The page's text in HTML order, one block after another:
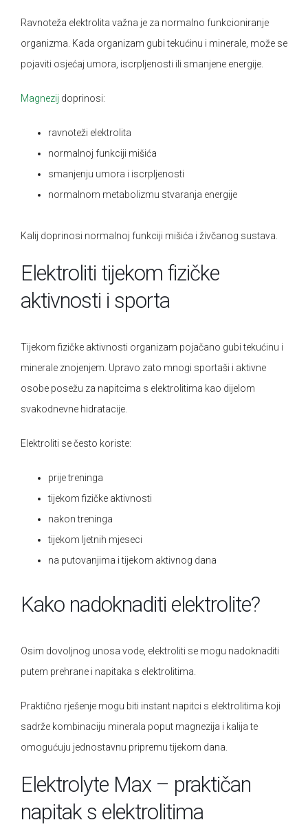
Ravnoteža elektrolita važna je za normalno funkcioniranje
organizma. Kada organizam gubi tekućinu i minerale, može se
pojaviti osjećaj umora, iscrpljenosti ili smanjene energije.
Magnezij doprinosi:
ravnoteži elektrolita
normalnoj funkciji mišića
smanjenju umora i iscrpljenosti
normalnom metabolizmu stvaranja energije
Kalij doprinosi normalnoj funkciji mišića i živčanog sustava.
Elektroliti tijekom fizičke
aktivnosti i sporta
Tijekom fizičke aktivnosti organizam pojačano gubi tekućinu i
minerale znojenjem. Upravo zato mnogi sportaši i aktivne
osobe posežu za napitcima s elektrolitima kao dijelom
svakodnevne hidratacije.
Elektroliti se često koriste:
prije treninga
tijekom fizičke aktivnosti
nakon treninga
tijekom ljetnih mjeseci
na putovanjima i tijekom aktivnog dana
Kako nadoknaditi elektrolite?
Osim dovoljnog unosa vode, elektroliti se mogu nadoknaditi
putem prehrane i napitaka s elektrolitima.
Praktično rješenje mogu biti instant napitci s elektrolitima koji
sadrže kombinaciju minerala poput magnezija i kalija te
omogućuju jednostavnu pripremu tijekom dana.
Elektrolyte Max – praktičan
napitak s elektrolitima